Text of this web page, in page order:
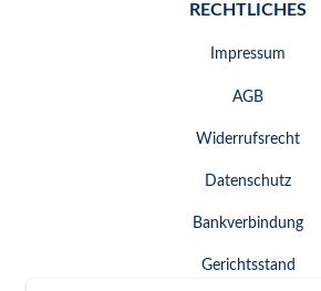
RECHTLICHES
Impressum
AGB
Widerrufsrecht
Datenschutz
Bankverbindung
Gerichtsstand